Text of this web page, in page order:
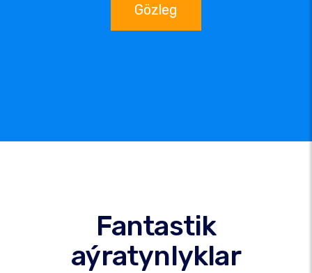
Gözleg
Fantastik
aýratynlyklar